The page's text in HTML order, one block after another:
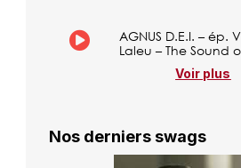
AGNUS D.E.I. – ép.
Laleu – The Sound
Voir plus
Nos derniers swags